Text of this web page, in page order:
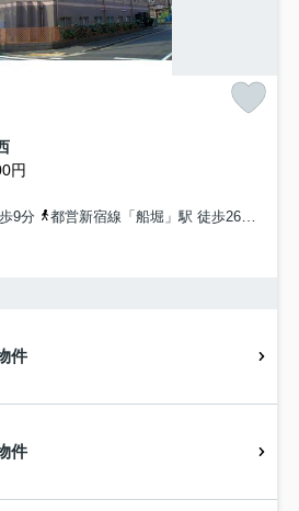
円
9分
都営新宿線「船堀」駅 徒歩26分
件
件